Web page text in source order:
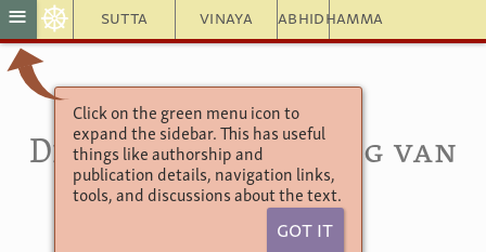
Sutta Vinaya Abhidhamma
≡ ☸
Click on the green menu icon to
expand the sidebar. This has useful
things like authorship and
publication details, navigation links,
tools, and discussions about the text.
Got It
Sutta Nipāta 4.12
Die klein bespreking van
stryd